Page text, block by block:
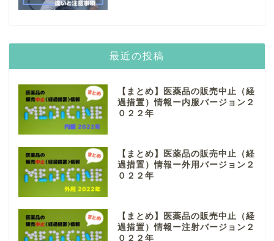
最近の投稿
【まとめ】医薬品の販売中止（経
過措置）情報ー内服バージョン２
０２２年
【まとめ】医薬品の販売中止（経
過措置）情報ー外用バージョン２
０２２年
【まとめ】医薬品の販売中止（経
過措置）情報ー注射バージョン２
０２２年